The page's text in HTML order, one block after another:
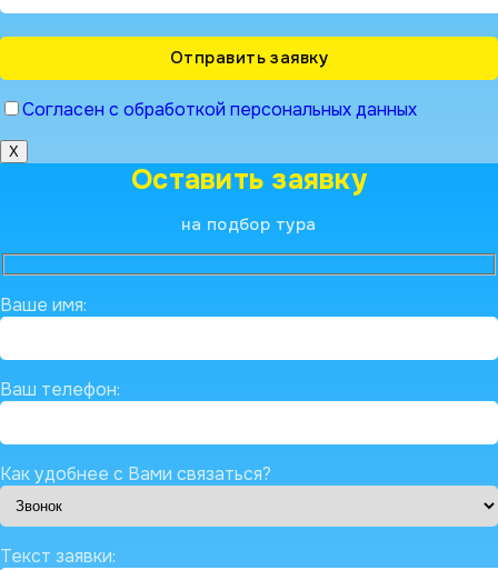
Согласен с обработкой персональных данных
X
Оставить заявку
на подбор тура
Ваше имя:
Ваш телефон:
Как удобнее с Вами связаться?
Текст заявки: